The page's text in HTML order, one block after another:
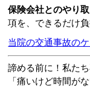
保険会社とのやり
項を、できるだけ
当院の交通事故の
諦める前に！私た
「痛いけど時間が